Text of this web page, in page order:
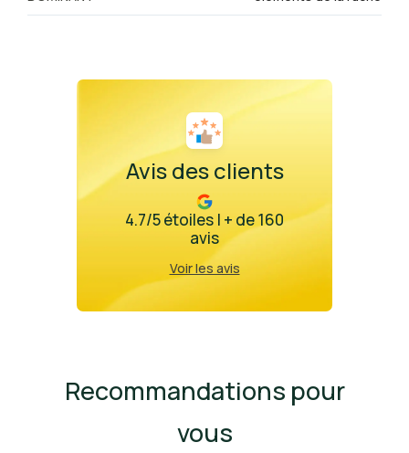
Avis des clients
4.7/5 étoiles | + de 160
avis
Voir les avis
Recommandations pour
vous